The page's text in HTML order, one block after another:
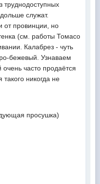
труднодоступных
служат.
от провинции, но
(см. работы Томасо
Калабрез - чуть
бежевый. Узнаваем
часто продаётся
никогда не
просушка)